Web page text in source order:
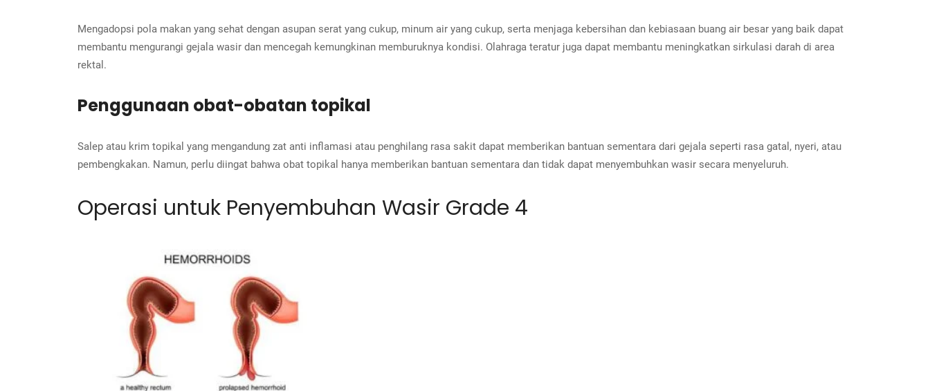
Mengadopsi pola makan yang sehat dengan asupan serat yang cukup, minum air yang cukup, serta menjaga kebersihan dan kebiasaan buang air besar yang baik dapat
membantu mengurangi gejala wasir dan mencegah kemungkinan memburuknya kondisi. Olahraga teratur juga dapat membantu meningkatkan sirkulasi darah di area
rektal.
Penggunaan obat-obatan topikal
Salep atau krim topikal yang mengandung zat anti inflamasi atau penghilang rasa sakit dapat memberikan bantuan sementara dari gejala seperti rasa gatal, nyeri, atau
pembengkakan. Namun, perlu diingat bahwa obat topikal hanya memberikan bantuan sementara dan tidak dapat menyembuhkan wasir secara menyeluruh.
Operasi untuk Penyembuhan Wasir Grade 4